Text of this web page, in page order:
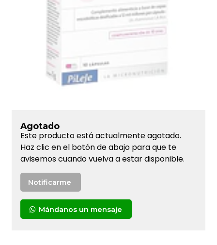
Agotado
Este producto está actualmente agotado.
Haz clic en el botón de abajo para que te
avisemos cuando vuelva a estar disponible.
Notificarme
Mándanos un mensaje